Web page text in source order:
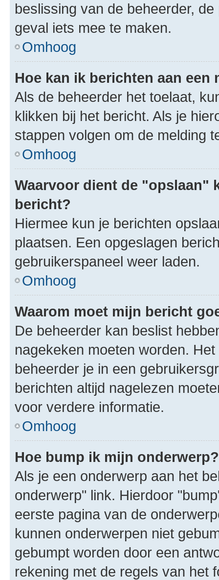
beslissing van de beheerder,
geval iets mee te maken.
Omhoog
Hoe kan ik berichten aan een
Als de beheerder het toelaat,
klikken bij het bericht. Als je
stappen volgen om de melding
Omhoog
Waarvoor dient de "opslaan"
bericht?
Hiermee kun je berichten
plaatsen. Een opgeslagen
gebruikerspaneel weer laden.
Omhoog
Waarom moet mijn bericht
De beheerder kan beslist
nagekeken moeten worden.
beheerder je in een
berichten altijd nagelezen
voor verdere informatie.
Omhoog
Hoe bump ik mijn onderwerp?
Als je een onderwerp aan het
onderwerp" link. Hierdoor
eerste pagina van de
kunnen onderwerpen niet
gebumpt worden door een
rekening met de regels van het